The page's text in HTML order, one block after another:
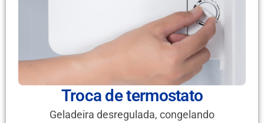
Troca de termostato
Geladeira desregulada, congelando